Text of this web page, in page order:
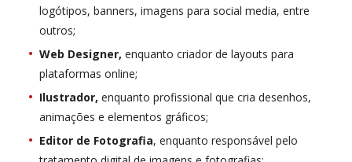
logótipos, banners, imagens para social media, entre
outros;
Web Designer, enquanto criador de layouts para
plataformas online;
Ilustrador, enquanto profissional que cria desenhos,
animações e elementos gráficos;
Editor de Fotografia, enquanto responsável pelo